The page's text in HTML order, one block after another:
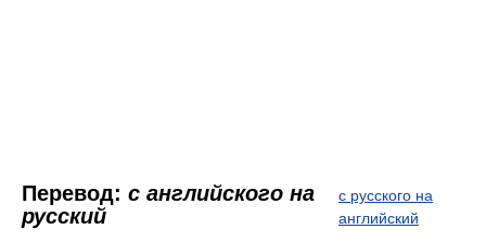
Перевод: с английского на
русский
с русского на
английский